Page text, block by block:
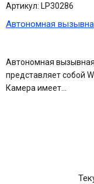
Артикул: LP30286
Автономная
Автономная
представляет собой
Камера имеет...